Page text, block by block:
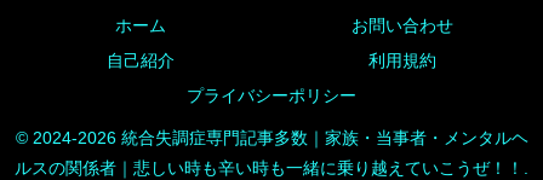
ホーム
お問い合わせ
自己紹介
利用規約
プライバシーポリシー
© 2024-2026 統合失調症専門記事多数｜家族・当事者・メンタルヘ
ルスの関係者｜悲しい時も辛い時も一緒に乗り越えていこうぜ！！.